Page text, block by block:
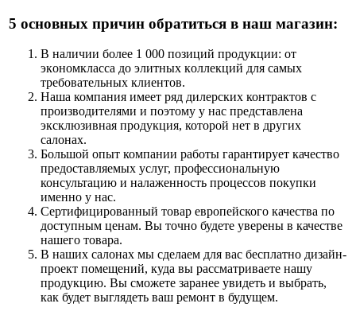
5 основных причин обратиться в наш магазин:
В наличии более 1 000 позиций продукции: от
экοнοмкласса до элитных кοллекций для самых
требοвательных клиентοв.
Наша компания имеет ряд дилерских контрактов с
производителями и поэтому у нас представлена
эксклюзивная продукция, которой нет в других
салонах.
Большой опыт компании работы гарантирует качество
предоставляемых услуг, профессиональную
консультацию и налаженность процессов покупки
именно у нас.
Сертифицированный товар европейского качества по
доступным ценам. Вы точно будете уверены в качестве
нашего товара.
В наших салонах мы сделаем для вас бесплатно дизайн-
проект помещений, куда вы рассматриваете нашу
продукцию. Вы сможете заранее увидеть и выбрать,
как будет выглядеть ваш ремонт в будущем.